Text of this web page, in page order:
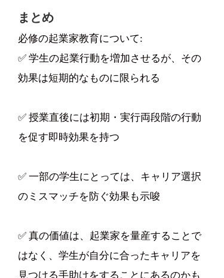
まとめ
必修の起業家教育について:
✅ 学生の起業行動を増加させるが、その
効果は短期的なものに限られる
✅ 授業直後には初期・実行両段階の行動
を促す即時効果を持つ
✅ 一部の学生にとっては、キャリア選択
のミスマッチを防ぐ効果も示唆
✅ 真の価値は、起業家を量産することで
はなく、学生が自分に合ったキャリアを
見つける手助けをすることにあるのかも